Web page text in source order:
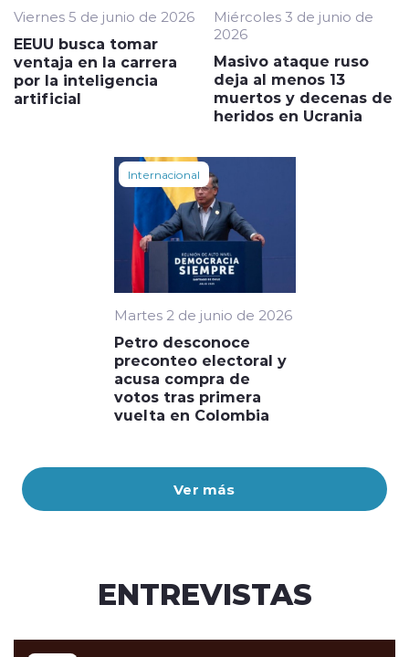
Ver más
Viernes 5 de junio de 2026
EEUU busca tomar
ventaja en la carrera
por la inteligencia
artificial
Miércoles 3 de junio de
2026
Masivo ataque ruso
deja al menos 13
muertos y decenas de
heridos en Ucrania
Internacional
Martes 2 de junio de 2026
Petro desconoce
preconteo electoral y
acusa compra de
votos tras primera
vuelta en Colombia
ENTREVISTAS